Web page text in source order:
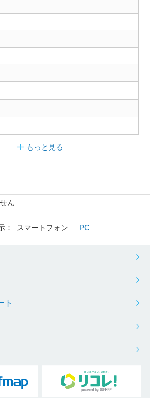
もっと見る
ん
： スマートフォン ｜ PC
ト